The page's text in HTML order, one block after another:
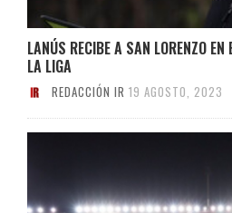
LANÚS RECIBE A SAN LORENZO
LA LIGA
REDACCIÓN IR 19 AGOSTO, 2023